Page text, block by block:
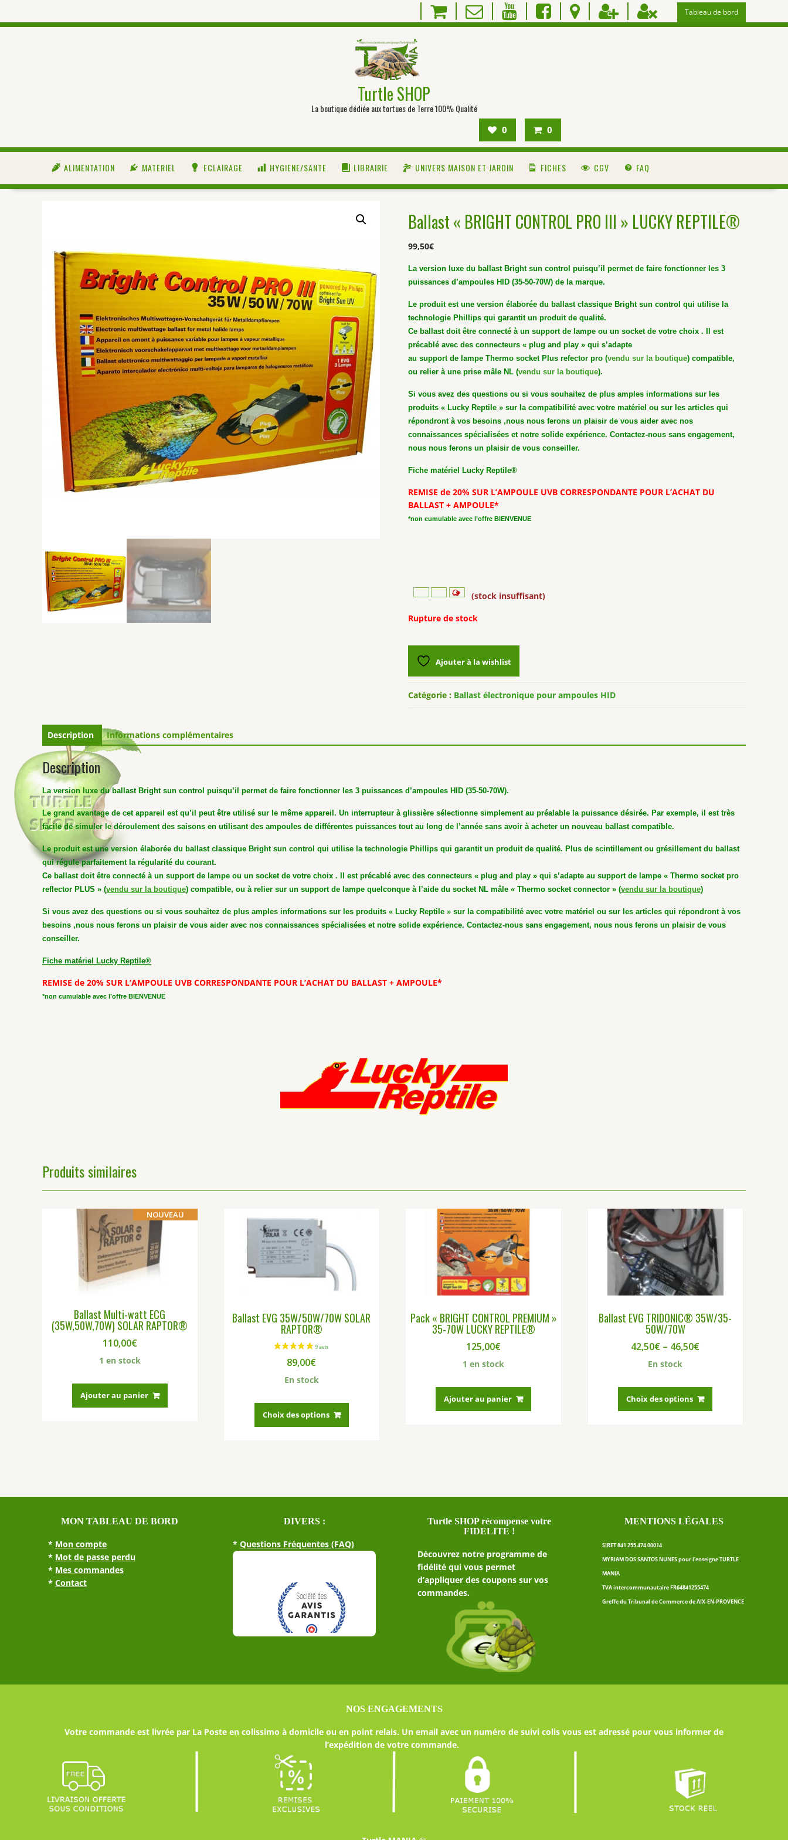
Tableau de bord
Turtle SHOP
La boutique dédiée aux tortues de Terre 100% Qualité
0 0
ALIMENTATION MATERIEL ECLAIRAGE HYGIENE/SANTE LIBRAIRIE UNIVERS MAISON ET JARDIN FICHES CGV FAQ
Ballast « BRIGHT CONTROL PRO III » LUCKY REPTILE®
99,50€
La version luxe du ballast Bright sun control puisqu’il permet de faire fonctionner les 3
puissances d’ampoules HID (35-50-70W) de la marque.
Le produit est une version élaborée du ballast classique Bright sun control qui utilise la
technologie Phillips qui garantit un produit de qualité.
Ce ballast doit être connecté à un support de lampe ou un socket de votre choix . Il est
précablé avec des connecteurs « plug and play » qui s’adapte
au support de lampe Thermo socket Plus refector pro (vendu sur la boutique) compatible,
ou relier à une prise mâle NL (vendu sur la boutique).
Si vous avez des questions ou si vous souhaitez de plus amples informations sur les
produits « Lucky Reptile » sur la compatibilité avec votre matériel ou sur les articles qui
répondront à vos besoins ,nous nous ferons un plaisir de vous aider avec nos
connaissances spécialisées et notre solide expérience. Contactez-nous sans engagement,
nous nous ferons un plaisir de vous conseiller.
Fiche matériel Lucky Reptile®
REMISE de 20% SUR L’AMPOULE UVB CORRESPONDANTE POUR L’ACHAT DU
BALLAST + AMPOULE*
*non cumulable avec l’offre BIENVENUE
(stock insuffisant)
Rupture de stock
Ajouter à la wishlist
Catégorie : Ballast électronique pour ampoules HID
Description Informations complémentaires
Description
La version luxe du ballast Bright sun control puisqu’il permet de faire fonctionner les 3 puissances d’ampoules HID (35-50-70W).
Le grand avantage de cet appareil est qu’il peut être utilisé sur le même appareil. Un interrupteur à glissière sélectionne simplement au préalable la puissance désirée. Par exemple, il est très
facile de simuler le déroulement des saisons en utilisant des ampoules de différentes puissances tout au long de l’année sans avoir à acheter un nouveau ballast compatible.
Le produit est une version élaborée du ballast classique Bright sun control qui utilise la technologie Phillips qui garantit un produit de qualité. Plus de scintillement ou grésillement du ballast
qui régule parfaitement la régularité du courant.
Ce ballast doit être connecté à un support de lampe ou un socket de votre choix . Il est précablé avec des connecteurs « plug and play » qui s’adapte au support de lampe « Thermo socket pro
reflector PLUS » (vendu sur la boutique) compatible, ou à relier sur un support de lampe quelconque à l’aide du socket NL mâle « Thermo socket connector » (vendu sur la boutique)
Si vous avez des questions ou si vous souhaitez de plus amples informations sur les produits « Lucky Reptile » sur la compatibilité avec votre matériel ou sur les articles qui répondront à vos
besoins ,nous nous ferons un plaisir de vous aider avec nos connaissances spécialisées et notre solide expérience. Contactez-nous sans engagement, nous nous ferons un plaisir de vous
conseiller.
Fiche matériel Lucky Reptile®
REMISE de 20% SUR L’AMPOULE UVB CORRESPONDANTE POUR L’ACHAT DU BALLAST + AMPOULE*
*non cumulable avec l’offre BIENVENUE
Produits similaires
NOUVEAU
Ballast Multi-watt ECG
(35W,50W,70W) SOLAR RAPTOR®
110,00€
1 en stock
Ajouter au panier
Ballast EVG 35W/50W/70W SOLAR
RAPTOR®
89,00€
En stock
Choix des options
Ce
a
la
Pack « BRIGHT CONTROL PREMIUM »
35-70W LUCKY REPTILE®
125,00€
1 en stock
Ajouter au panier
Ballast EVG TRIDONIC® 35W/35-
50W/70W
42,50€ – 46,50€
En stock
Choix des options
Ce
a
la
MON TABLEAU DE BORD
* Mon compte
* Mot de passe perdu
* Mes commandes
* Contact
DIVERS :
* Questions Fréquentes (FAQ)
Turtle SHOP récompense votre
FIDELITE !
Découvrez notre programme de
fidélité qui vous permet
d’appliquer des coupons sur vos
commandes.
MENTIONS LÉGALES
SIRET 841 255 474 00014
MYRIAM DOS SANTOS NUNES pour l’enseigne TURTLE
MANIA
TVA intercommunautaire FR64841255474
Greffe du Tribunal de Commerce de AIX-EN-PROVENCE
NOS ENGAGEMENTS
Votre commande est livrée par La Poste en colissimo à domicile ou en point relais. Un email avec un numéro de suivi colis vous est adressé pour vous informer de
l’expédition de votre commande.